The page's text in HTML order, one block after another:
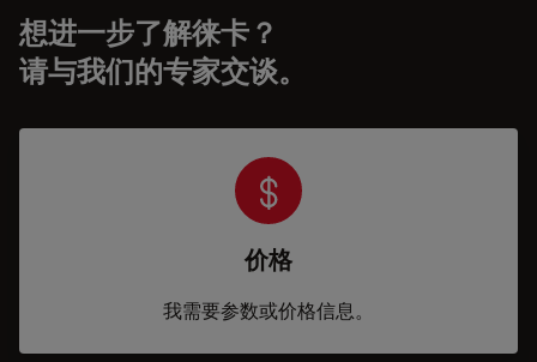
想进一步了解徕卡？
请与我们的专家交谈。
价格
我需要参数或价格信息。